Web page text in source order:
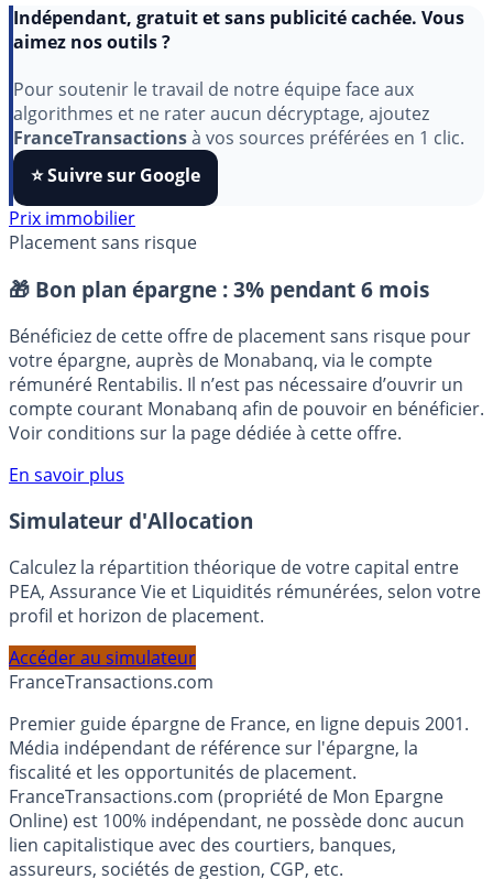
aimez nos outils ?
Pour soutenir le travail de notre équipe face aux
algorithmes et ne rater aucun décryptage, ajoutez
FranceTransactionsà vos sources préférées en 1 clic.
⭐️ Suivre sur Google
Placement sans risque
🎁 Bon plan épargne : 3% pendant 6 mois
Bénéficiez de cette offre de placement sans risque pour
votre épargne, auprès de Monabanq, via le compte
rémunéré Rentabilis. Il n’est pas nécessaire d’ouvrir un
Voir conditions sur la page dédiée à cette offre.
En savoir plus
Simulateur d'Allocation
Calculez la répartition théorique de votre capital entre
profil et horizon de placement.
FranceTransactions.com
Premier guide épargne de France, en ligne depuis 2001.
Média indépendant de référence sur l'épargne, la
fiscalité et les opportunités de placement.
FranceTransactions.com (propriété de Mon Epargne
Online) est 100% indépendant, ne possède donc aucun